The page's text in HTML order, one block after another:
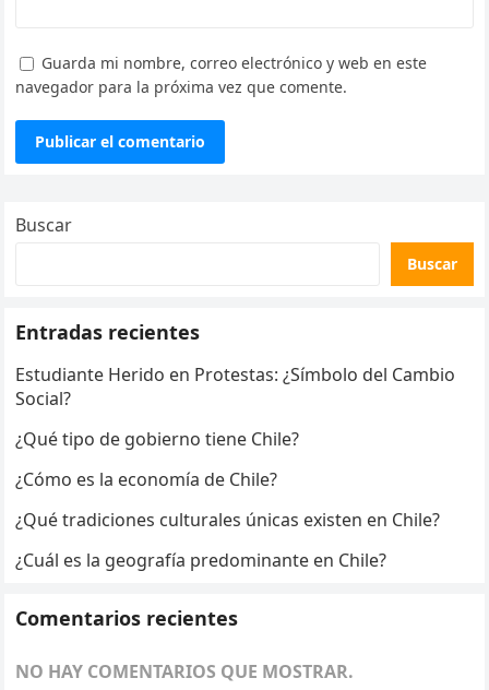
Guarda mi nombre, correo electrónico y web en este
navegador para la próxima vez que comente.
Buscar
Buscar
Entradas recientes
Estudiante Herido en Protestas: ¿Símbolo del Cambio
Social?
¿Qué tipo de gobierno tiene Chile?
¿Cómo es la economía de Chile?
¿Qué tradiciones culturales únicas existen en Chile?
¿Cuál es la geografía predominante en Chile?
Comentarios recientes
NO HAY COMENTARIOS QUE MOSTRAR.